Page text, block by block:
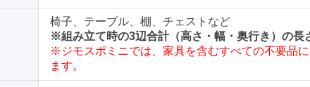
椅子、テーブル、棚、チェストなど
※組み立て時の3辺合計（高さ・幅・奥行き）の長
※ジモスポミニでは、家具を含むすべての不要品
ます。